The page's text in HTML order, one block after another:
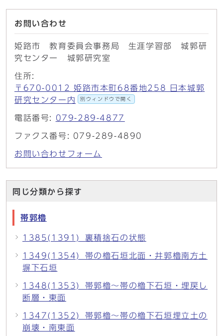
お問い合わせ
姫路市 教育委員会事務局 生涯学習部 城郭研
究センター 城郭研究室
住所:
〒670-0012 姫路市本町68番地258 日本城郭
研究センター内
別ウィンドウで開く
電話番号: 079-289-4877
ファクス番号: 079-289-4890
お問い合わせフォーム
同じ分類から探す
帯郭櫓
1385(1391)_裏積捨石の状態
1349(1354)_帯の櫓石垣北面・井郭櫓南方土
塀下石垣
1348(1353)_帯郭櫓～帯の櫓下石垣・埋戻し
断層・東面
1347(1352)_帯郭櫓～帯の櫓下石垣埋立土の
崩壊・南東面